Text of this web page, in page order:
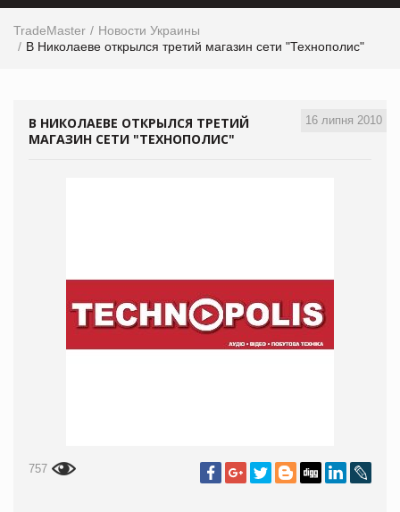
TradeMaster
Новости Украины
В Николаеве открылся третий магазин сети "Технополис"
16 липня 2010
В НИКОЛАЕВЕ ОТКРЫЛСЯ ТРЕТИЙ
МАГАЗИН СЕТИ "ТЕХНОПОЛИС"
757